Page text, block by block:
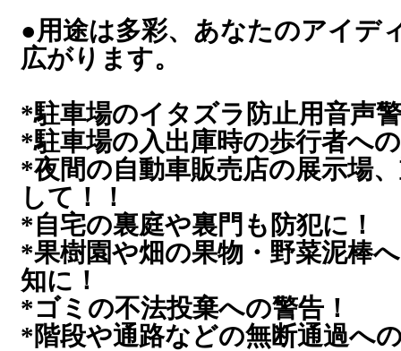
●用途は多彩、あなたのアイデ
広がります。
*駐車場のイタズラ防止用音声
*駐車場の入出庫時の歩行者へ
*夜間の自動車販売店の展示場
して！！
*自宅の裏庭や裏門も防犯に！
*果樹園や畑の果物・野菜泥棒
知に！
*ゴミの不法投棄への警告！
*階段や通路などの無断通過へ